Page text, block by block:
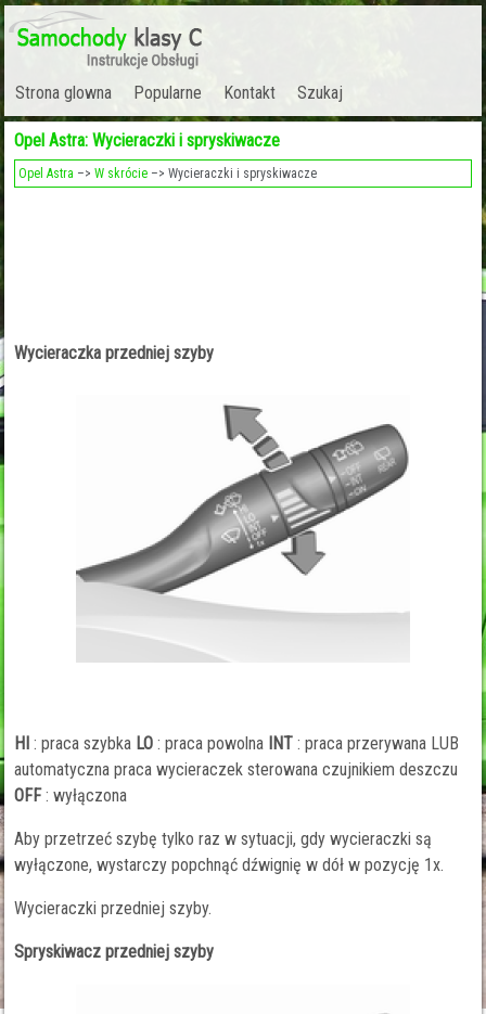
Strona glowna Popularne Kontakt Szukaj
Opel Astra: Wycieraczki i spryskiwacze
Opel Astra –>W skrócie –> Wycieraczki i spryskiwacze
Wycieraczka przedniej szyby
HI: praca szybka LO : praca powolna INT : praca przerywana LUB
automatyczna praca wycieraczek sterowana czujnikiem deszczu
OFF: wyłączona
Aby przetrzeć szybę tylko raz w sytuacji, gdy wycieraczki są
wyłączone, wystarczy popchnąć dźwignię w dół w pozycję 1x.
Wycieraczki przedniej szyby.
Spryskiwacz przedniej szyby